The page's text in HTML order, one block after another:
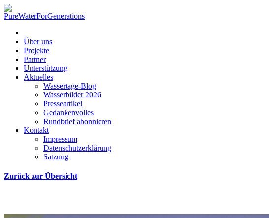
Über uns
Projekte
Partner
Unterstützung
Aktuelles
Wassertage-Blog
Wasserbilder 2026
Presseartikel
Gedankenvolles
Rundbrief abonnieren
Kontakt
Impressum
Datenschutzerklärung
Satzung
Zurück zur Übersicht